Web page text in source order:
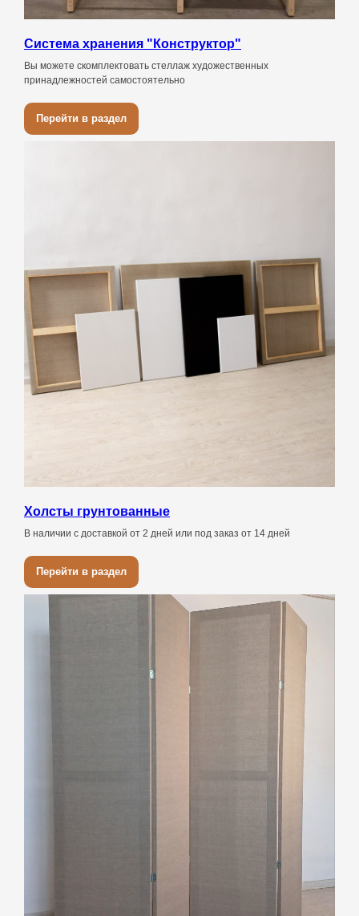
Система хранения "Конструктор"
Вы можете скомплектовать стеллаж художественных
принадлежностей самостоятельно
Перейти в раздел
Холсты грунтованные
В наличии с доставкой от 2 дней или под заказ от 14 дней
Перейти в раздел